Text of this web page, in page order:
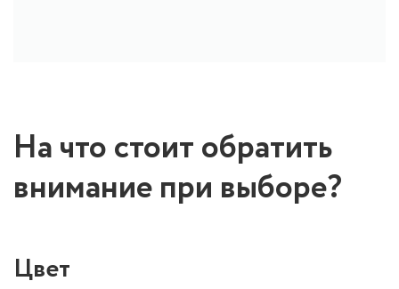
На что стоит обратить
внимание при выборе?
Цвет